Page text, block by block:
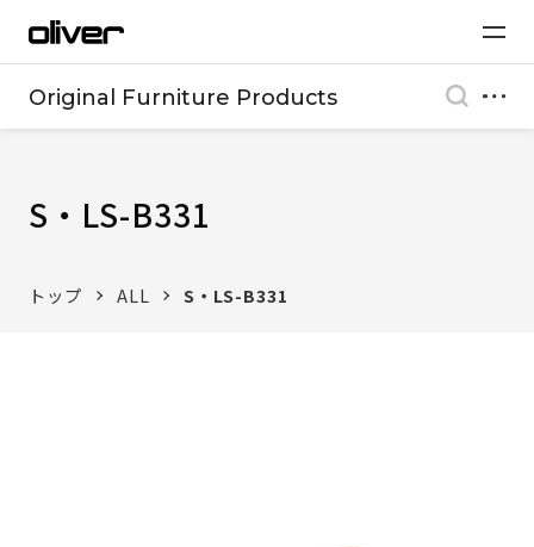
Original Furniture Products
S・LS-B331
トップ ALL S・LS-B331